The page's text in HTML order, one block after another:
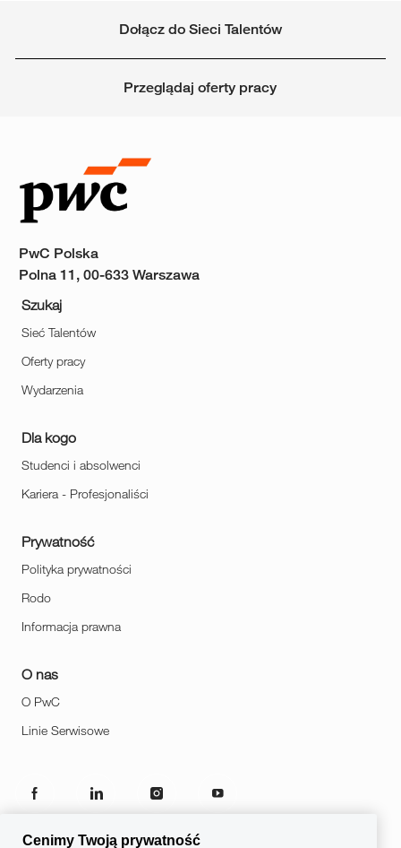
Dołącz do Sieci Talentów
Przeglądaj oferty pracy
PwC Polska
Polna 11, 00-633 Warszawa
Szukaj
Sieć Talentów
Oferty pracy
Wydarzenia
Dla kogo
Studenci i absolwenci
Kariera - Profesjonaliści
Prywatność
Polityka prywatności
Rodo
Informacja prawna
O nas
O PwC
Linie Serwisowe
follow
Cenimy Twoją prywatność